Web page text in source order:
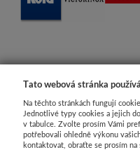
Tato webová stránka
Na těchto stránkách fungují
Jednotlivé typy cookies a jejich
v tabulce. Zvolte prosím Vámi
potřebovali ohledně výkonu
kontaktovat, obraťte se prosím